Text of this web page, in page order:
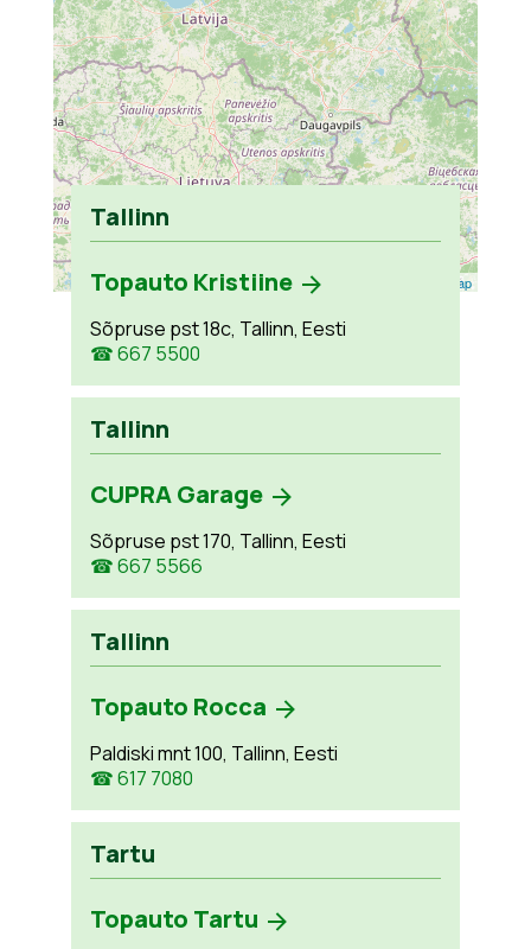
Leaflet OpenStreetMap
Tallinn
Topauto Kristiine
Sõpruse pst 18c, Tallinn, Eesti
☎ 667 5500
Tallinn
CUPRA Garage
Sõpruse pst 170, Tallinn, Eesti
☎ 667 5566
Tallinn
Topauto Rocca
Paldiski mnt 100, Tallinn, Eesti
☎ 617 7080
Tartu
Topauto Tartu